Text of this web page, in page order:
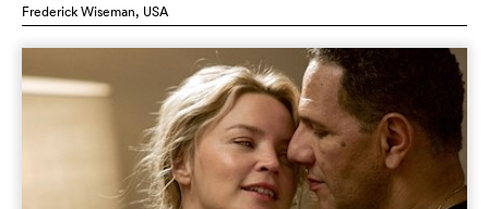
Frederick Wiseman, USA